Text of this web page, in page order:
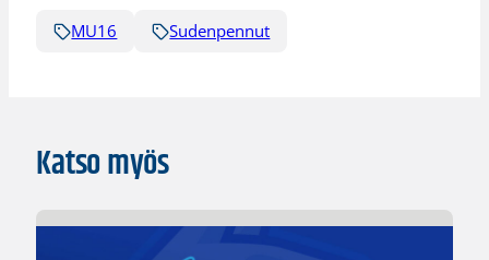
MU16 Sudenpennut
Katso myös